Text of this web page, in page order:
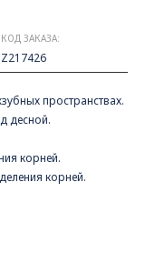
КОД ЗАКАЗА:
Z217426
пространствах.
десной.
корней.
корней.